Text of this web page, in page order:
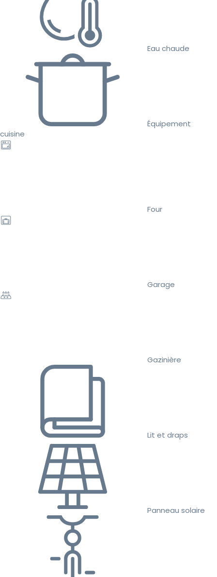
Eau chaude
Équipement
cuisine
Four
Garage
Gazinière
Lit et draps
Panneau solaire